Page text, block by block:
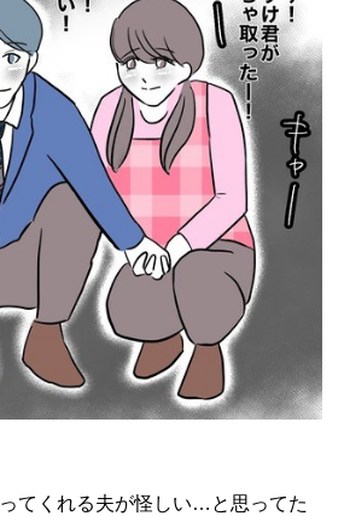
てくれる夫が怪しい…と思ってた